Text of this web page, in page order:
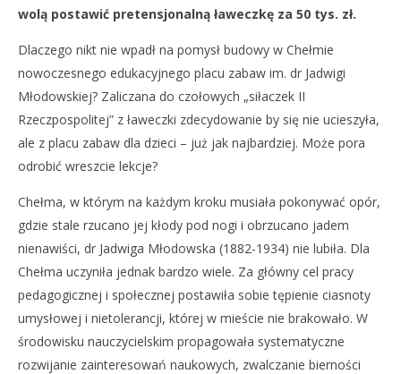
wolą postawić pretensjonalną ławeczkę za 50 tys. zł.
Dlaczego nikt nie wpadł na pomysł budowy w Chełmie
nowoczesnego edukacyjnego placu zabaw im. dr Jadwigi
Młodowskiej? Zaliczana do czołowych „siłaczek II
Rzeczpospolitej” z ławeczki zdecydowanie by się nie ucieszyła,
ale z placu zabaw dla dzieci – już jak najbardziej. Może pora
odrobić wreszcie lekcje?
Chełma, w którym na każdym kroku musiała pokonywać opór,
gdzie stale rzucano jej kłody pod nogi i obrzucano jadem
nienawiści, dr Jadwiga Młodowska (1882-1934) nie lubiła. Dla
Chełma uczyniła jednak bardzo wiele. Za główny cel pracy
pedagogicznej i społecznej postawiła sobie tępienie ciasnoty
umysłowej i nietolerancji, której w mieście nie brakowało. W
środowisku nauczycielskim propagowała systematyczne
rozwijanie zainteresowań naukowych, zwalczanie bierności